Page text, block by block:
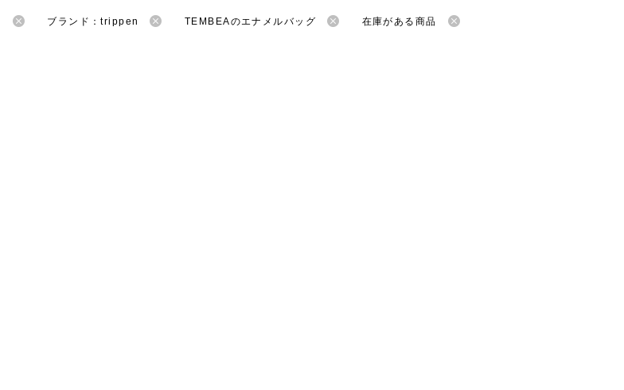
ブランド：trippen TEMBEAのエナメルバッグ 在庫がある商品